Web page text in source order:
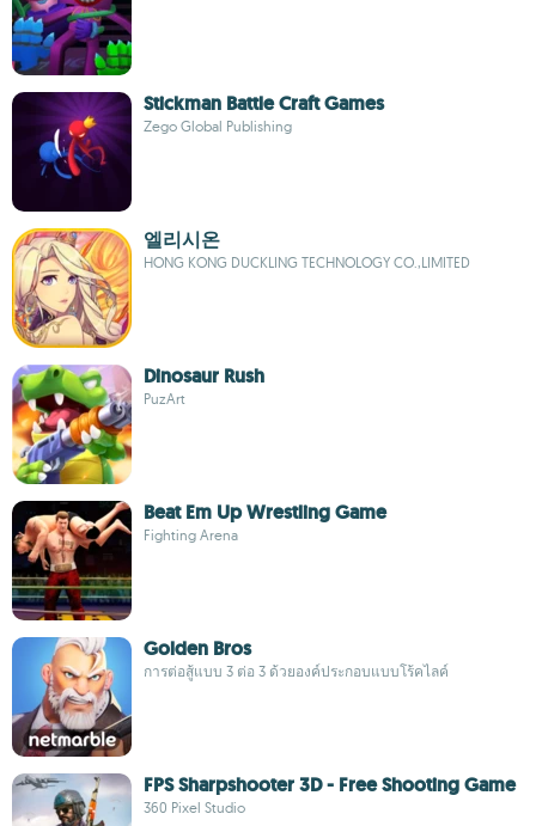
Stickman Battle Craft Games
Zego Global Publishing
엘리시온
HONG KONG DUCKLING TECHNOLOGY CO.,LIMITED
Dinosaur Rush
PuzArt
Beat Em Up Wrestling Game
Fighting Arena
Golden Bros
การต่อสู้แบบ 3 ต่อ 3 ด้วยองค์ประกอบแบบโร้คไลค์
FPS Sharpshooter 3D - Free Shooting Game
360 Pixel Studio